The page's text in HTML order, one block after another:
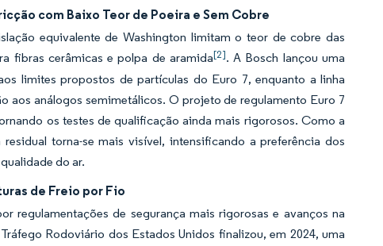
com Baixo Teor de Poeira e Sem Cobre
equivalente de Washington limitam o teor de cobre das
fibras cerâmicas e polpa de aramida[2]. A Bosch lançou uma
limites propostos de partículas do Euro 7, enquanto a linha
aos análogos semimetálicos. O projeto de regulamento Euro 7
os testes de qualificação ainda mais rigorosos. Como a
torna-se mais visível, intensificando a preferência dos
do ar.
de Freio por Fio
regulamentações de segurança mais rigorosas e avanços na
Rodoviário dos Estados Unidos finalizou, em 2024, uma